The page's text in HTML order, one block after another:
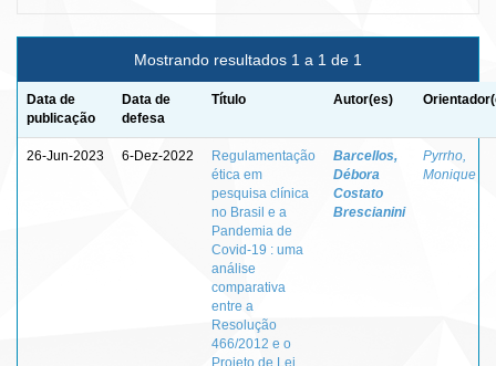
Mostrando resultados 1 a 1 de 1
Data de
publicação
Data de
defesa
Título Autor(es)
26-Jun-2023 6-Dez-2022
Regulamentação
ética em
pesquisa clínica
no Brasil e a
Pandemia de
Covid-19 : uma
análise
comparativa
entre a
Resolução
466/2012 e o
Projeto de Lei
Barcellos,
Débora
Costato
Brescianini
Pyrrho,
Monique